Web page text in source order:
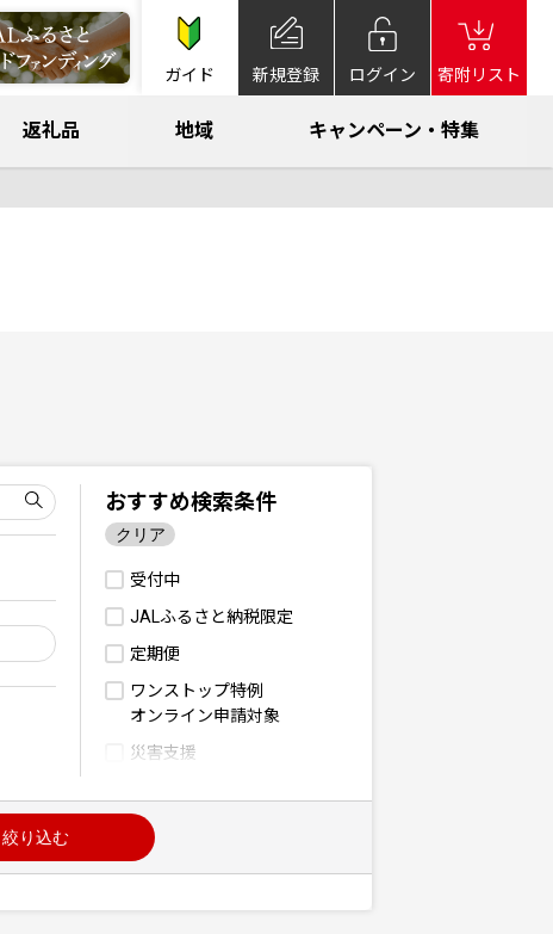
ガイド 新規登録 ログイン 寄附リスト
返礼品 地域 キャンペーン・特集
おすすめ検索条件
クリア
受付中
JALふるさと納税限定
定期便
ワンストップ特例
オンライン申請対象
災害支援
絞り込む